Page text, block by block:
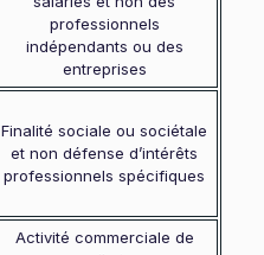
professionnels
indépendants ou des
entreprises
Finalité sociale ou sociétale
et non défense d’intérêts
professionnels spécifiques
Activité commerciale de